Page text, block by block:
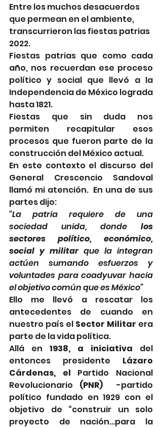
Entre los muchos desacuerdos
que permean en el ambiente,
transcurrieron las fiestas patrias
2022.
Fiestas patrias que como cada
año, nos recuerdan ese proceso
político y social que llevó a la
Independencia de México lograda
hasta 1821.
Fiestas que sin duda nos
permiten recapitular esos
procesos que fueron parte de la
construcción del México actual.
En este contexto el discurso del
General Crescencio Sandoval
llamó mi atención.  En una de sus
partes dijo:
“La patria requiere de una
sociedad unida, donde los
sectores político, económico,
social y militar que la integran
actúen sumando esfuerzos y
voluntades para coadyuvar hacia
el objetivo común que es México”
Ello me llevó a rescatar los
antecedentes de cuando en
nuestro país el Sector Militar era
parte de la vida política.
Allá en 1938, a iniciativa del
entonces presidente Lázaro
Cárdenas, el Partido Nacional
Revolucionario (PNR)
  -partido
político fundado en 1929 con el
objetivo de “construir un solo
proyecto de nación…para la